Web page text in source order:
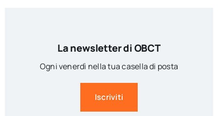
La newsletter di OBCT
Ogni venerdì nella tua casella di posta
Iscriviti